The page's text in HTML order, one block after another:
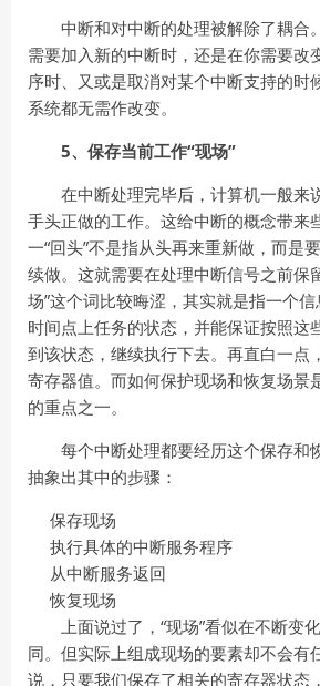
中断和对中断的处理被解除了耦合
需要加入新的中断时，还是在你需要改
序时、又或是取消对某个中断支持的时
系统都无需作改变。
5、保存当前工作“现场”
在中断处理完毕后，计算机一般来
手头正做的工作。这给中断的概念带来
一“回头”不是指从头再来重新做，而是
续做。这就需要在处理中断信号之前保
场”这个词比较晦涩，其实就是指一个
时间点上任务的状态，并能保证按照这
到该状态，继续执行下去。再直白一点
寄存器值。而如何保护现场和恢复场景
的重点之一。
每个中断处理都要经历这个保存和
抽象出其中的步骤：
保存现场
执行具体的中断服务程序
从中断服务返回
恢复现场
上面说过了，“现场”看似在不断变
同。但实际上组成现场的要素却不会有
说，只要我们保存了相关的寄存器状态